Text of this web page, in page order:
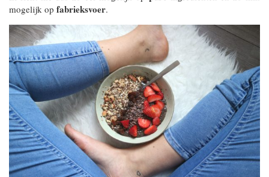
mogelijk op fabrieksvoer.